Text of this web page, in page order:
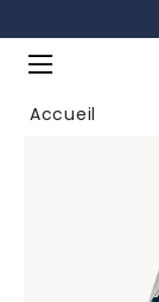
Accueil